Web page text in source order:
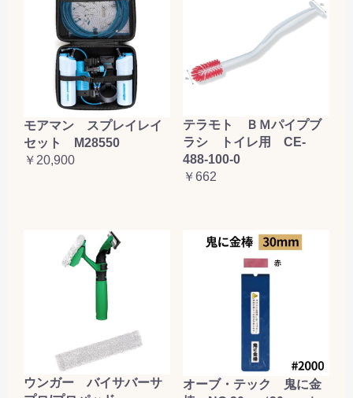
モアマン スプレイレイ
セット M28550
￥20,900
テラモト ＢＭパイプブ
ラシ トイレ用 CE-
488-100-0
￥662
ウンガー バイサバーサ
オーブ・テック 鬼に金